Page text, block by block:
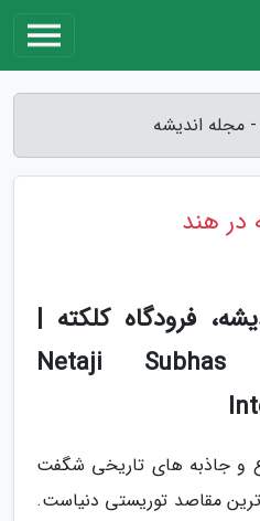
- مجله اندیشه
در هند
فرودگاه کلکته |
Netaji Subhas
و جاذبه های تاریخی شگفت
مقاصد توریستی دنیاست.